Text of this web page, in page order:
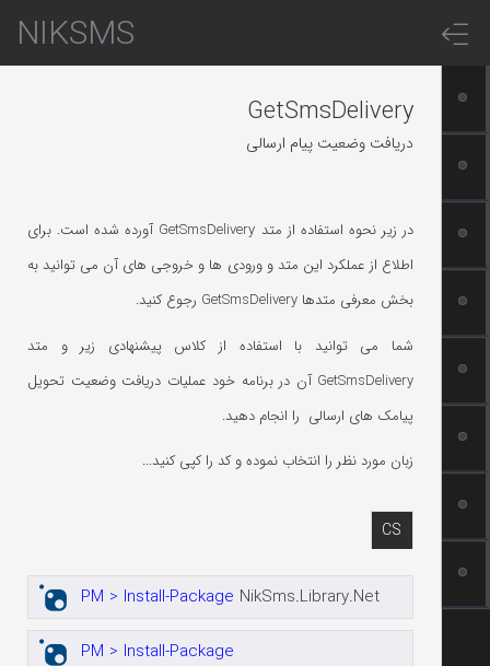
NIKSMS
GetSmsDelivery
دریافت وضعیت پیام ارسالی
در زیر نحوه استفاده از متد GetSmsDelivery آورده شده است. برای
اطلاع از عملکرد این متد و ورودی ها و خروجی های آن می توانید به
بخش معرفی متدها GetSmsDelivery رجوع کنید.
شما می توانید با استفاده از کلاس پیشنهادی زیر و متد
GetSmsDelivery آن در برنامه خود عملیات دریافت وضعیت تحویل
پیامک های ارسالی را انجام دهید.
زبان مورد نظر را انتخاب نموده و کد را کپی کنید...
CS
PM > Install-Package NikSms.Library.Net
PM > Install-Package